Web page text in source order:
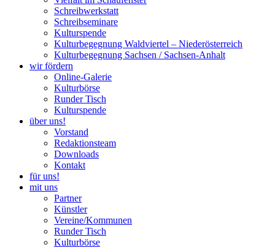
Schreibwerkstatt
Schreibseminare
Kulturspende
Kulturbegegnung Waldviertel – Niederösterreich
Kulturbegegnung Sachsen / Sachsen-Anhalt
wir fördern
Online-Galerie
Kulturbörse
Runder Tisch
Kulturspende
über uns!
Vorstand
Redaktionsteam
Downloads
Kontakt
für uns!
mit uns
Partner
Künstler
Vereine/Kommunen
Runder Tisch
Kulturbörse